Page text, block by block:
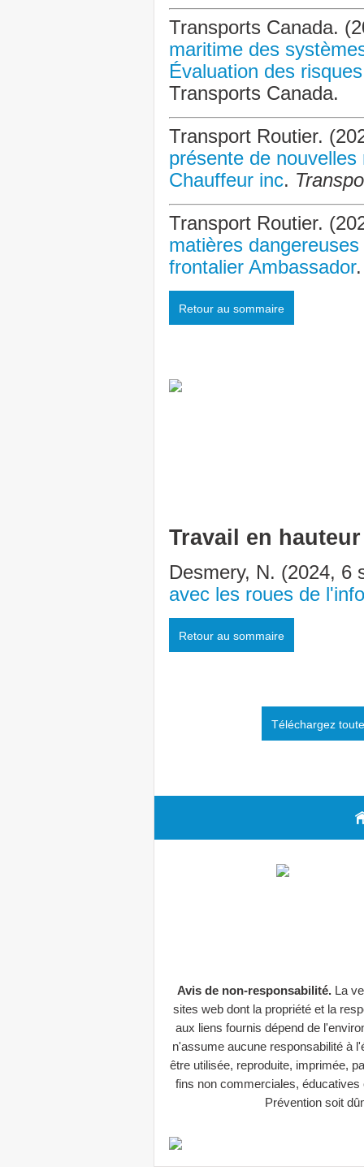
Transports Canada.
maritime des
Évaluation des
Transports Canada.
Transport Routier.
présente de
Chauffeur inc.
Transport Routier.
matières
frontalier Ambassador
Retour au sommaire
Travail en hauteur
Desmery, N. (2024, 6
avec les roues de
Retour au sommaire
Téléchargez
Avis de non-responsabilité. La
sites web dont la propriété et la
aux liens fournis dépend de
n'assume aucune responsabilité à
être utilisée, reproduite, imprimée,
fins non commerciales,
Prévention soit